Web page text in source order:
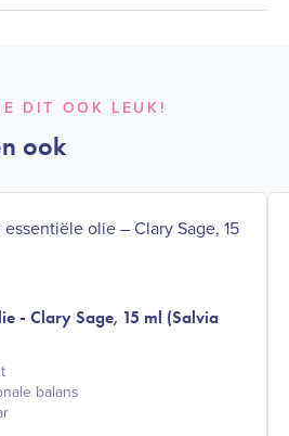
DIT OOK LEUK!
ook
- Clary Sage, 15 ml (Salvia
balans​